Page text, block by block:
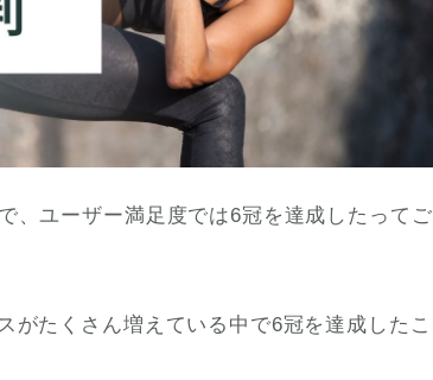
、ユーザー満足度では6冠を達成したってご
がたくさん増えている中で6冠を達成したこ